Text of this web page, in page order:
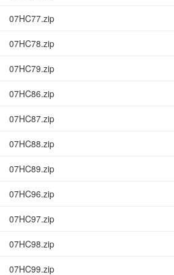
07HC77.zip
07HC78.zip
07HC79.zip
07HC86.zip
07HC87.zip
07HC88.zip
07HC89.zip
07HC96.zip
07HC97.zip
07HC98.zip
07HC99.zip